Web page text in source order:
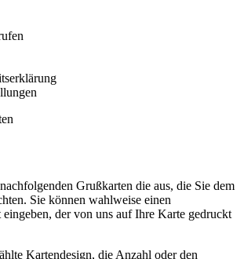
Grußkarten die aus, die Sie dem
Sie können wahlweise einen
eingeben, der von uns auf Ihre Karte gedruckt
Kartendesign, die Anzahl oder den